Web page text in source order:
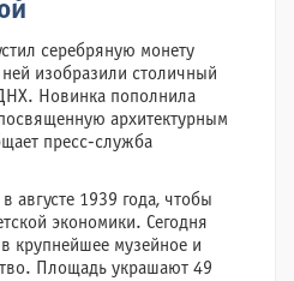
серебряную монету
изобразили столичный
Новинка пополнила
архитектурным
пресс-служба
1939 года, чтобы
экономики. Сегодня
крупнейшее музейное и
Площадь украшают 49